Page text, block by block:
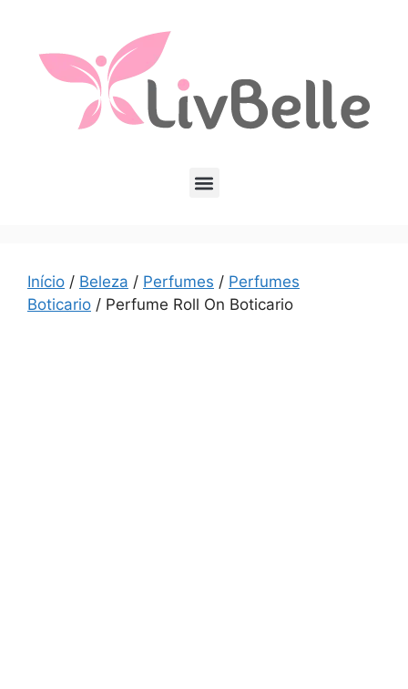
Início / Beleza / Perfumes / Perfumes
Boticario / Perfume Roll On Boticario